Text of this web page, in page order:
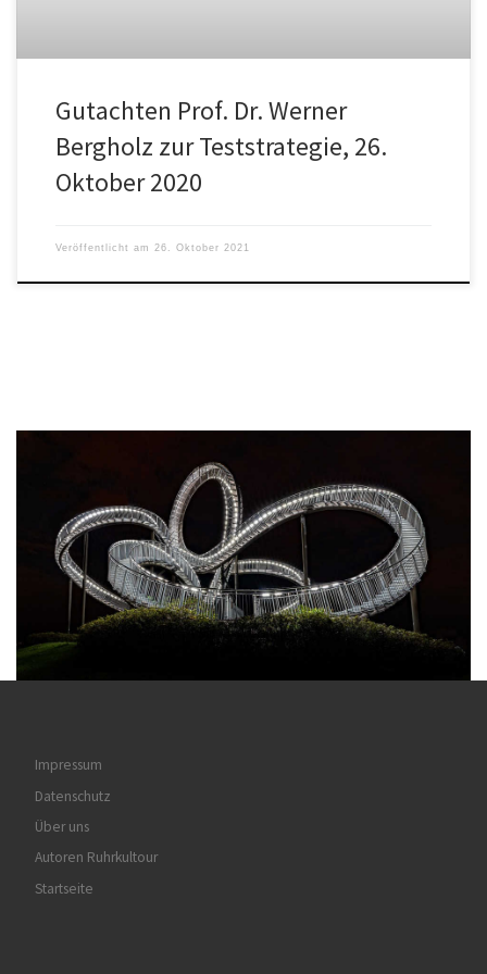
Gutachten Prof. Dr. Werner
Bergholz zur Teststrategie, 26.
Oktober 2020
Veröffentlicht am 26. Oktober 2021
Impressum
Datenschutz
Über uns
Autoren Ruhrkultour
Startseite